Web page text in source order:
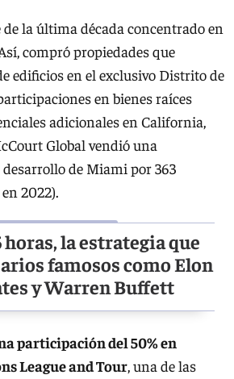
la última década concentrado en
compró propiedades que
edificios en el exclusivo Distrito de
en bienes raíces
adicionales en California,
Global vendió una
de Miami por 363
2022).
horas, la estrategia que
famosos como Elon
y Warren Buffett
participación del 50% en
League and Tour, una de las